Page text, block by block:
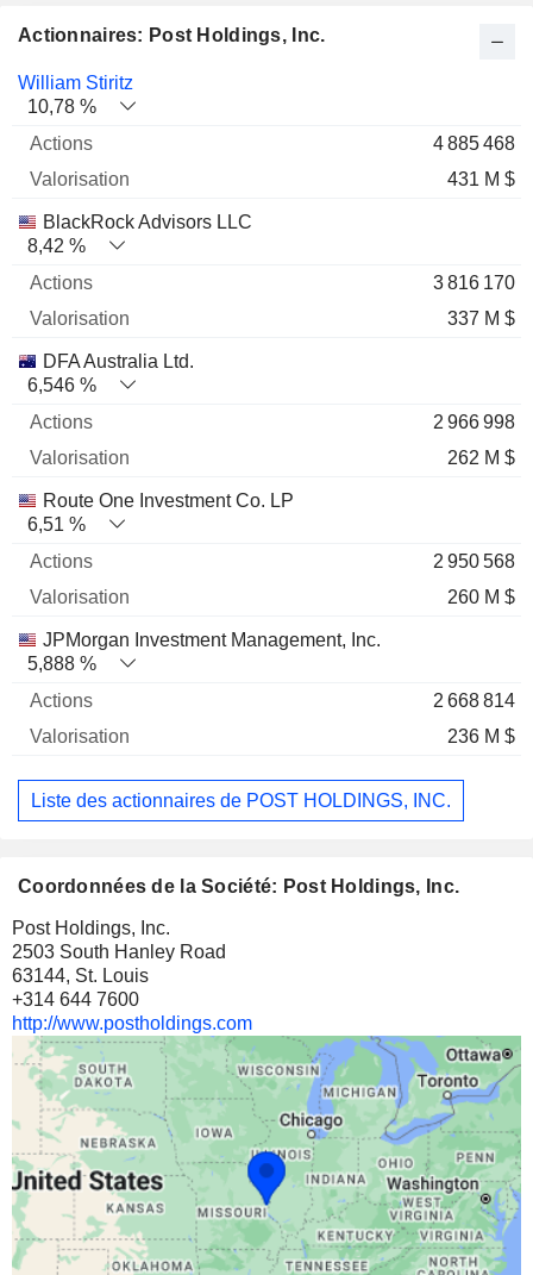
Actionnaires: Post Holdings, Inc.
Nom Actions
William Stiritz
10,78 %
4 885 468
431 M $
BlackRock Advisors LLC
8,42 %
3 816 170
337 M $
DFA Australia Ltd.
6,546 %
2 966 998
262 M $
Route One Investment Co. LP
6,51 %
2 950 568
260 M $
JPMorgan Investment Management, Inc.
5,888 %
2 668 814
236 M $
Liste des actionnaires de POST HOLDINGS, INC.
Coordonnées de la Société: Post Holdings, Inc.
Post Holdings, Inc.
2503 South Hanley Road
63144, St. Louis
+314 644 7600
http://www.postholdings.com